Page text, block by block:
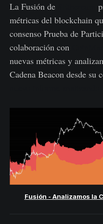
La Fusión de
métricas del blockchain
consenso Prueba de
colaboración con
nuevas métricas y
Cadena Beacon desde su
Fusión - Analizamos la